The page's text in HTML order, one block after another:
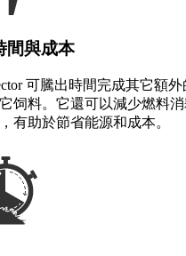
間與成本
可騰出時間完成其它額
饲料。它還可以減少燃料
有助於節省能源和成本。